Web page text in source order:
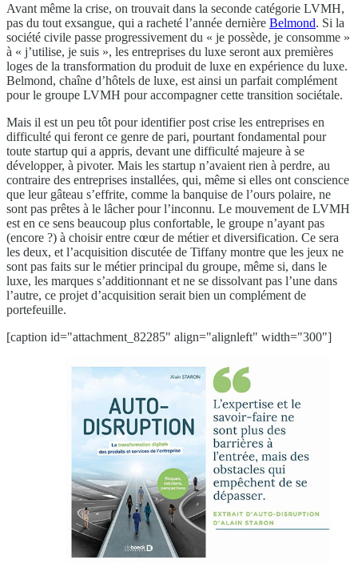
Avant même la crise, on trouvait dans la seconde catégorie LVMH,
pas du tout exsangue, qui a racheté l’année dernière Belmond. Si la
société civile passe progressivement du « je possède, je consomme »
à « j’utilise, je suis », les entreprises du luxe seront aux premières
loges de la transformation du produit de luxe en expérience du luxe.
Belmond, chaîne d’hôtels de luxe, est ainsi un parfait complément
pour le groupe LVMH pour accompagner cette transition sociétale.
Mais il est un peu tôt pour identifier post crise les entreprises en
difficulté qui feront ce genre de pari, pourtant fondamental pour
toute startup qui a appris, devant une difficulté majeure à se
développer, à pivoter. Mais les startup n’avaient rien à perdre, au
contraire des entreprises installées, qui, même si elles ont conscience
que leur gâteau s’effrite, comme la banquise de l’ours polaire, ne
sont pas prêtes à le lâcher pour l’inconnu. Le mouvement de LVMH
est en ce sens beaucoup plus confortable, le groupe n’ayant pas
(encore ?) à choisir entre cœur de métier et diversification. Ce sera
les deux, et l’acquisition discutée de Tiffany montre que les jeux ne
sont pas faits sur le métier principal du groupe, même si, dans le
luxe, les marques s’additionnant et ne se dissolvant pas l’une dans
l’autre, ce projet d’acquisition serait bien un complément de
portefeuille.
[caption id="attachment_82285" align="alignleft" width="300"]